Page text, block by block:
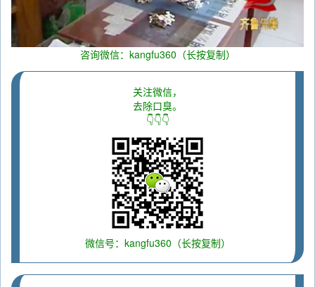
咨询微信：kangfu360（长按复制）
关注微信，
去除口臭。
👇👇👇
微信号：kangfu360（长按复制）